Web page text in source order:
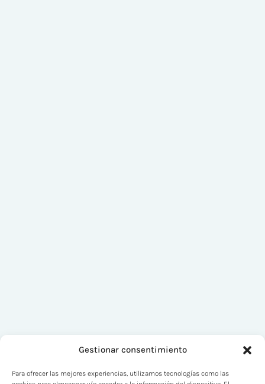
Gestionar consentimiento
Para ofrecer las mejores experiencias, utilizamos tecnologías como las